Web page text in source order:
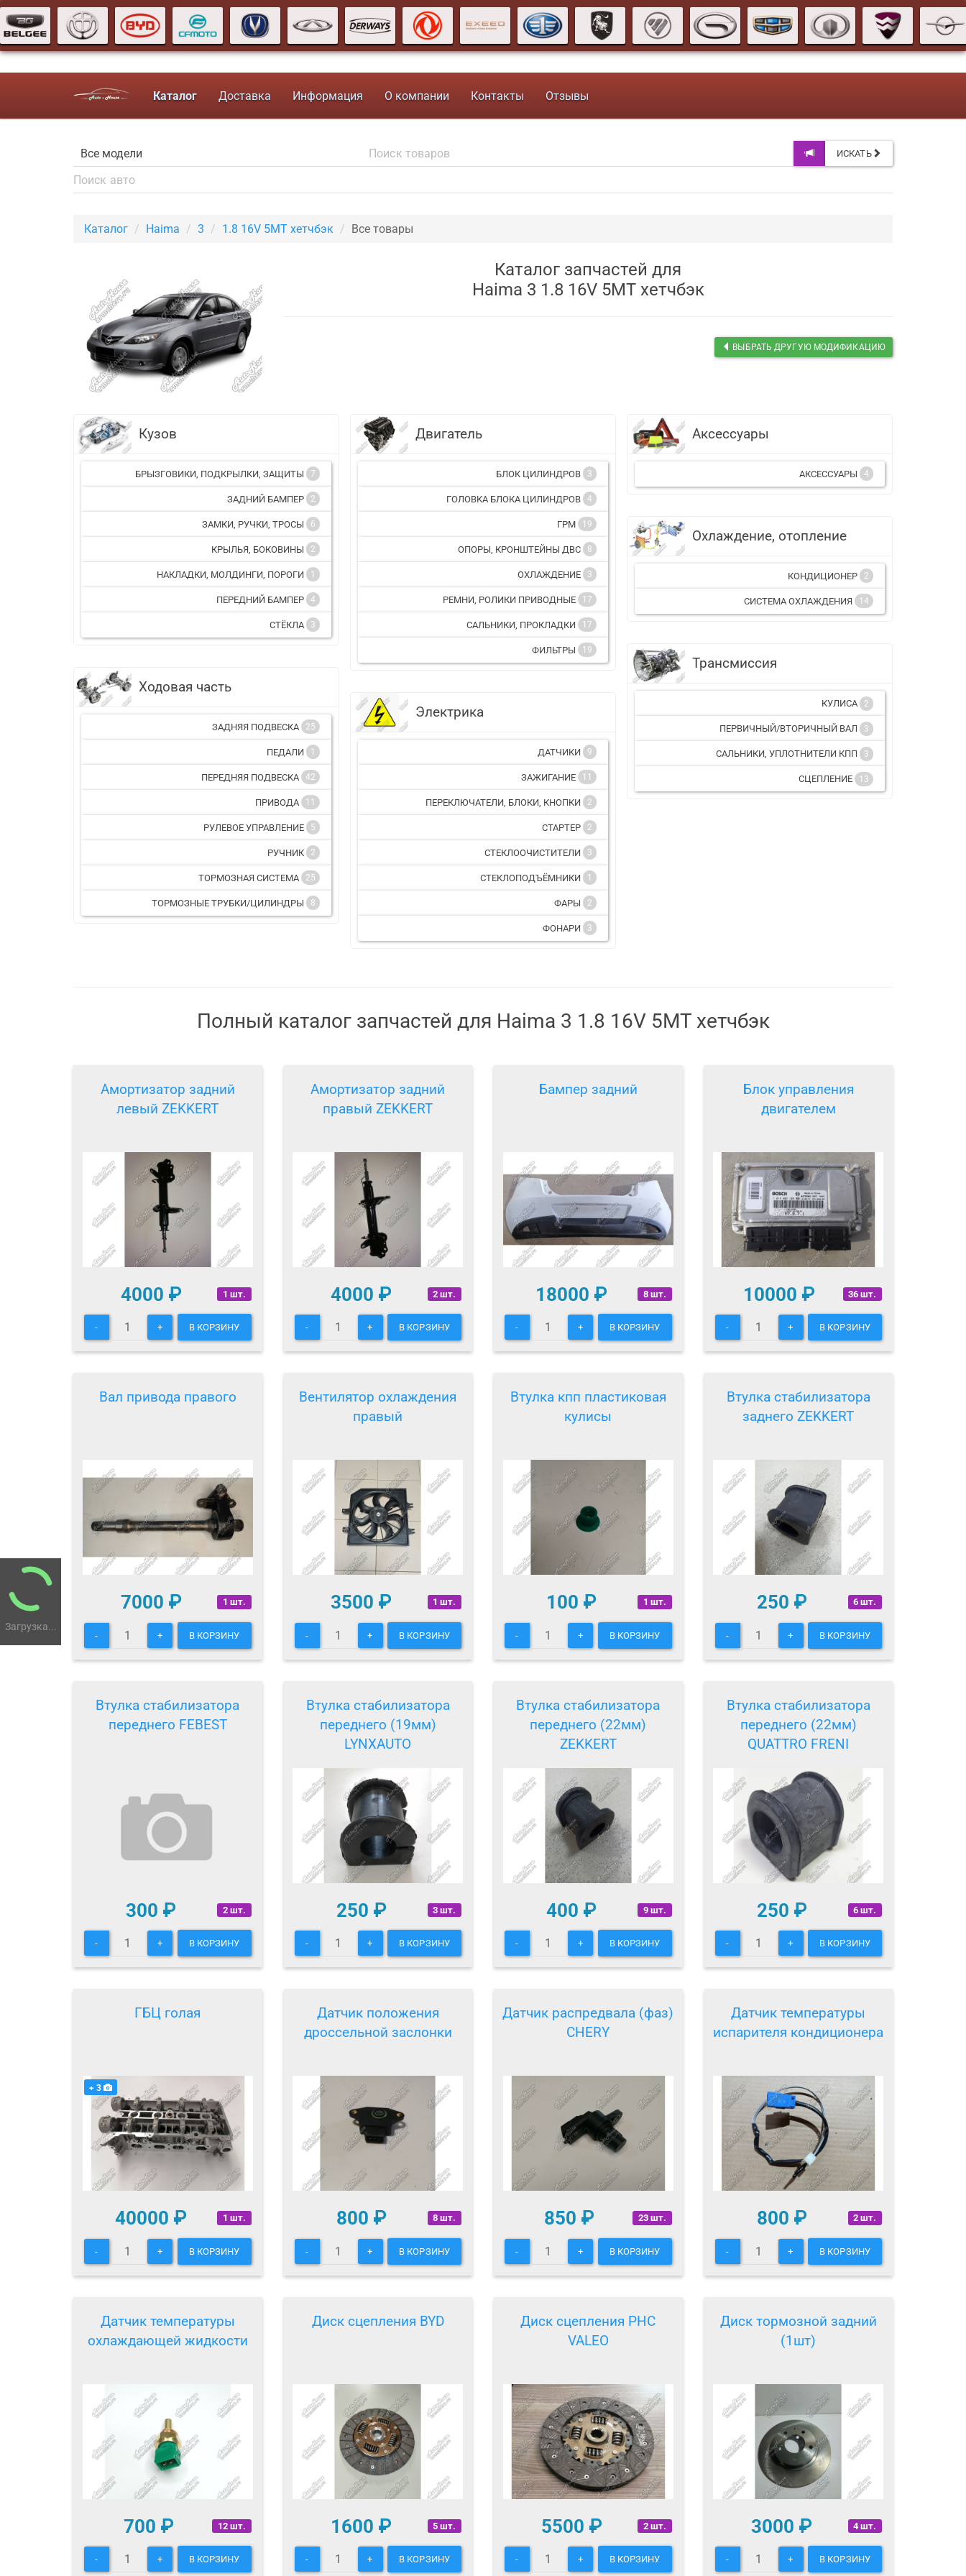
Загрузка...
Каталог Доставка Информация О компании Контакты Отзывы
ИСКАТЬ
Каталог Haima 3 1.8 16V 5MT хетчбэк Все товары
Каталог запчастей для
Haima 3 1.8 16V 5MT хетчбэк
ВЫБРАТЬ ДРУГУЮ МОДИФИКАЦИЮ
Аксессуары
АКСЕССУАРЫ 4
Двигатель
БЛОК ЦИЛИНДРОВ 3
ГОЛОВКА БЛОКА ЦИЛИНДРОВ 4
ГРМ 19
ОПОРЫ, КРОНШТЕЙНЫ ДВС 8
ОХЛАЖДЕНИЕ 3
РЕМНИ, РОЛИКИ ПРИВОДНЫЕ 17
САЛЬНИКИ, ПРОКЛАДКИ 17
ФИЛЬТРЫ 19
Кузов
БРЫЗГОВИКИ, ПОДКРЫЛКИ, ЗАЩИТЫ 7
ЗАДНИЙ БАМПЕР 2
ЗАМКИ, РУЧКИ, ТРОСЫ 6
КРЫЛЬЯ, БОКОВИНЫ 2
НАКЛАДКИ, МОЛДИНГИ, ПОРОГИ 1
ПЕРЕДНИЙ БАМПЕР 4
СТЁКЛА 3
Охлаждение, отопление
КОНДИЦИОНЕР 2
СИСТЕМА ОХЛАЖДЕНИЯ 14
Трансмиссия
КУЛИСА 2
ПЕРВИЧНЫЙ/ВТОРИЧНЫЙ ВАЛ 3
САЛЬНИКИ, УПЛОТНИТЕЛИ КПП 3
СЦЕПЛЕНИЕ 13
Ходовая часть
ЗАДНЯЯ ПОДВЕСКА 25
ПЕДАЛИ 1
ПЕРЕДНЯЯ ПОДВЕСКА 42
ПРИВОДА 11
РУЛЕВОЕ УПРАВЛЕНИЕ 5
РУЧНИК 2
ТОРМОЗНАЯ СИСТЕМА 25
ТОРМОЗНЫЕ ТРУБКИ/ЦИЛИНДРЫ 8
Электрика
ДАТЧИКИ 9
ЗАЖИГАНИЕ 11
ПЕРЕКЛЮЧАТЕЛИ, БЛОКИ, КНОПКИ 2
СТАРТЕР 2
СТЕКЛООЧИСТИТЕЛИ 3
СТЕКЛОПОДЪЁМНИКИ 1
ФАРЫ 2
ФОНАРИ 3
Полный каталог запчастей для Haima 3 1.8 16V 5MT хетчбэк
Амортизатор задний
левый ZEKKERT
1 шт.
4000 ₽
- + В КОРЗИНУ
Амортизатор задний
правый ZEKKERT
2 шт.
4000 ₽
- + В КОРЗИНУ
Бампер задний
8 шт.
18000 ₽
- + В КОРЗИНУ
Блок управления
двигателем
36 шт.
10000 ₽
- + В КОРЗИНУ
Вал привода правого
1 шт.
7000 ₽
- + В КОРЗИНУ
Вентилятор охлаждения
правый
1 шт.
3500 ₽
- + В КОРЗИНУ
Втулка кпп пластиковая
кулисы
1 шт.
100 ₽
- + В КОРЗИНУ
Втулка стабилизатора
заднего ZEKKERT
6 шт.
250 ₽
- + В КОРЗИНУ
Втулка стабилизатора
переднего FEBEST
2 шт.
300 ₽
- + В КОРЗИНУ
Втулка стабилизатора
переднего (19мм)
LYNXAUTO
3 шт.
250 ₽
- + В КОРЗИНУ
Втулка стабилизатора
переднего (22мм)
ZEKKERT
9 шт.
400 ₽
- + В КОРЗИНУ
Втулка стабилизатора
переднего (22мм)
QUATTRO FRENI
6 шт.
250 ₽
- + В КОРЗИНУ
ГБЦ голая
+ 3
1 шт.
40000 ₽
- + В КОРЗИНУ
Датчик положения
дроссельной заслонки
8 шт.
800 ₽
- + В КОРЗИНУ
Датчик распредвала (фаз)
CHERY
23 шт.
850 ₽
- + В КОРЗИНУ
Датчик температуры
испарителя кондиционера
2 шт.
800 ₽
- + В КОРЗИНУ
Датчик температуры
охлаждающей жидкости
12 шт.
700 ₽
- + В КОРЗИНУ
Диск сцепления BYD
5 шт.
1600 ₽
- + В КОРЗИНУ
Диск сцепления PHC
VALEO
2 шт.
5500 ₽
- + В КОРЗИНУ
Диск тормозной задний
(1шт)
4 шт.
3000 ₽
- + В КОРЗИНУ